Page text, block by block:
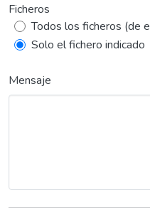
Ficheros
Todos los ficheros (de
Solo el fichero indicado
Mensaje